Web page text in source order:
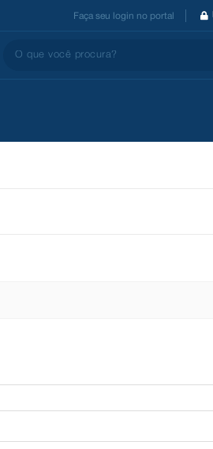
Faça seu login no portal
O que você procura?